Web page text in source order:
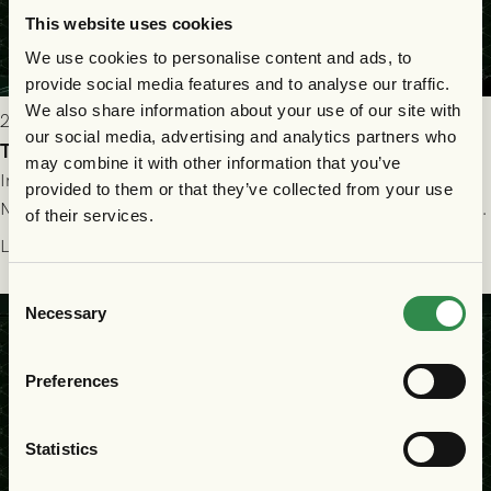
This website uses cookies
We use cookies to personalise content and ads, to
provide social media features and to analyse our traffic.
We also share information about your use of our site with
our social media, advertising and analytics partners who
may combine it with other information that you’ve
provided to them or that they’ve collected from your use
of their services.
Consent
Selection
Necessary
Preferences
Statistics
2026-07-22 19:00
Truppen till GAIS - FC Nordsjælland 23/7
Imorgon torsdag spelar GAIS herrar hemma mot FC
Nordsjælland på Gamla Ullevi med avspark kl 19.00! Fredrik
Holmberg och ledarstaben har tagit ut följande trupp till
matchen:
Läs mer